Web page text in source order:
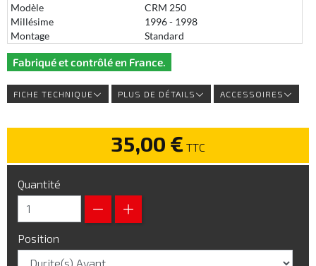
Modèle
CRM 250
Millésime
1996 - 1998
Montage
Standard
Fabriqué et contrôlé en France.
FICHE TECHNIQUE PLUS DE DÉTAILS ACCESSOIRES
35,00 € TTC
Quantité
Position